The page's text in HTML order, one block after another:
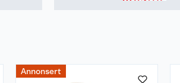
Annonsert